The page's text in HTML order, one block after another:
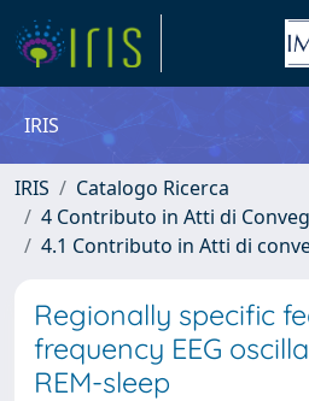
IRIS
IRIS
Catalogo Ricerca
4 Contributo in Atti di
4.1 Contributo in Atti di
Regionally specific
frequency EEG
REM-sleep